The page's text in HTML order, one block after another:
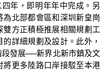
年，即明年年中完成。另
北部都會區和深圳新皇崗
雙方正積極推展相關規劃工
詳細規劃及設計。此外，
發展──新界北新市鎮及文
更多陸路口岸接駁至本港